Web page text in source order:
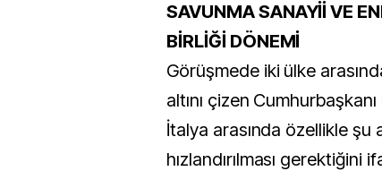
SAVUNMA SANAYİİ VE
BİRLİĞİ DÖNEMİ
Görüşmede iki ülke
altını çizen
İtalya arasında özellikle şu
hızlandırılması gerektiğini